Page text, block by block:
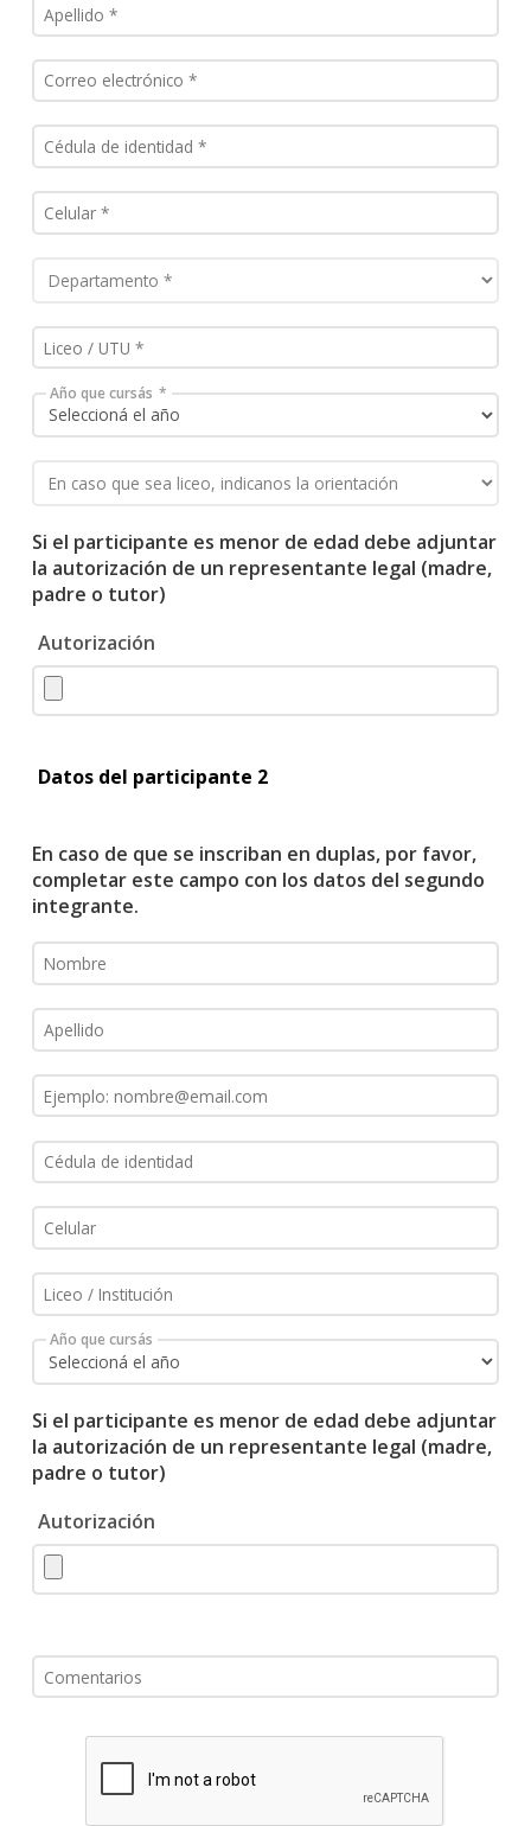
Año que cursás
Si el participante es menor de edad debe adjuntar
la autorización de un representante legal (madre,
padre o tutor)
Autorización
Datos del participante 2
En caso de que se inscriban en duplas, por favor,
completar este campo con los datos del segundo
integrante.
Año que cursás
Si el participante es menor de edad debe adjuntar
la autorización de un representante legal (madre,
padre o tutor)
Autorización